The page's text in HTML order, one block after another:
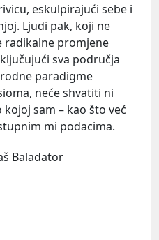
eskulpirajući sebe i
Ljudi pak, koji ne
radikalne promjene
sva područja
paradigme
neće shvatiti ni
sam – kao što već
mi podacima.
Baladator